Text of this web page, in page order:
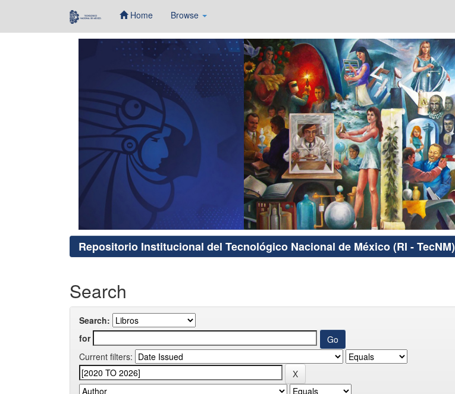
Home Browse
Repositorio Institucional del Tecnológico Nacional de México (RI - TecNM)
Search
Search:
for
Current filters: